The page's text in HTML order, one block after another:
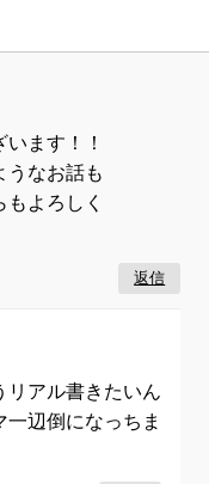
ます！！
うなお話も
よろしく
返信
リアル書きたいん
辺倒になっちま